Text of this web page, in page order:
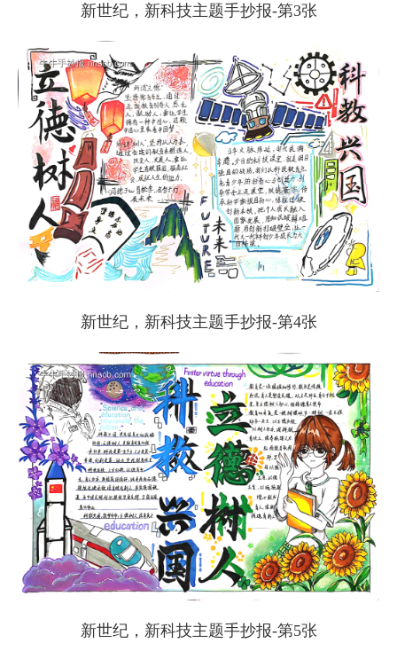
新世纪，新科技主题手抄报-第3张
新世纪，新科技主题手抄报-第4张
新世纪，新科技主题手抄报-第5张